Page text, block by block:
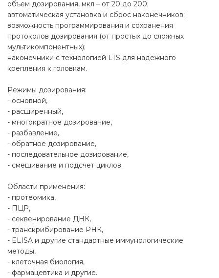
объем дозирования, мкл – от 20 до 200;
автоматическая установка и сброс наконечников;
возможность программирования и сохранения
протоколов дозирования (от простых до сложных
мультикомпонентных);
наконечники с технологией LTS для надежного
крепления к головкам.
Режимы дозирования:
- основной,
- расширенный,
- многократное дозирование,
- разбавление,
- обратное дозирование,
- последовательное дозирование,
- смешивание и подсчет циклов.
Области применения:
- протеомика,
- ПЦР,
- секвенирование ДНК,
- транскрибирование РНК,
- ELISA и другие стандартные иммунологические
методы,
- клеточная биология,
- фармацевтика и другие.